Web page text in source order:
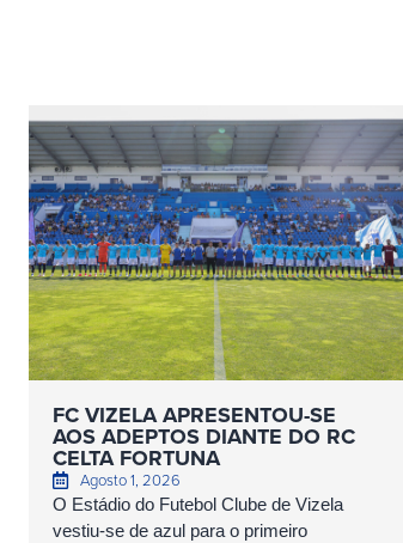
FC VIZELA APRESENTOU-SE
AOS ADEPTOS DIANTE DO RC
CELTA FORTUNA
Agosto 1, 2026
O Estádio do Futebol Clube de Vizela
vestiu-se de azul para o primeiro